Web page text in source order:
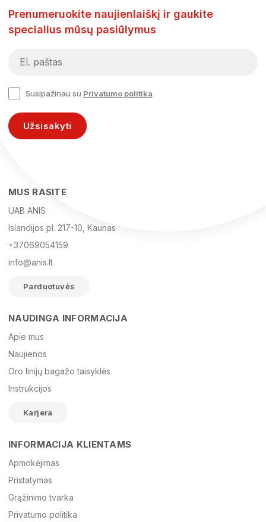
El. paštas
Žinutė
Prenumeruokite naujienlaiškį ir gaukite
specialius mūsų pasiūlymus
Susipažinau su Privatumo politika
Užsisakyti
MUS RASITE
UAB ANIS
Islandijos pl. 217-10, Kaunas
+37069054159
info@anis.lt
Parduotuvės
NAUDINGA INFORMACIJA
Apie mus
Naujienos
Oro linijų bagažo taisyklės
Instrukcijos
Karjera
INFORMACIJA KLIENTAMS
Apmokėjimas
Pristatymas
Grąžinimo tvarka
Privatumo politika